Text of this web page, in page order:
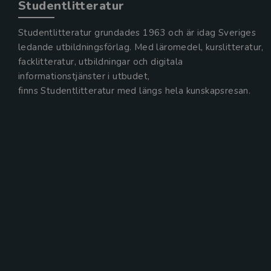
Studentlitteratur
Studentlitteratur grundades 1963 och är idag Sveriges
ledande utbildningsförlag. Med läromedel, kurslitteratur,
facklitteratur, utbildningar och digitala
informationstjänster i utbudet,
finns Studentlitteratur med längs hela kunskapsresan.